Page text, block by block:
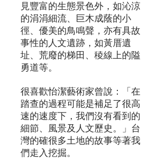
見豐富的生態景色外，如沁涼
的涓涓細流、巨木成蔭的小
徑、優美的鳥鳴聲，亦有具故
事性的人文遺跡，如黃厝遺
址、荒廢的梯田、稜線上的隘
勇道等。
很喜歡怡潔藝術家曾說：「在
踏查的過程可能是補足了很高
速的速度下，我們沒有看到的
細節、風景及人文歷史。」台
灣的確很多土地的故事等著我
們走入挖掘。